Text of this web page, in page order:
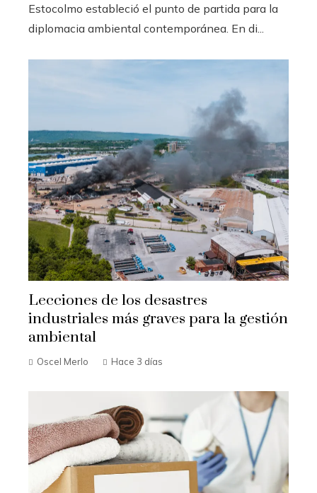
Estocolmo estableció el punto de partida para la
diplomacia ambiental contemporánea. En di...
Lecciones de los desastres
industriales más graves para la gestión
ambiental
Oscel Merlo Hace 3 días